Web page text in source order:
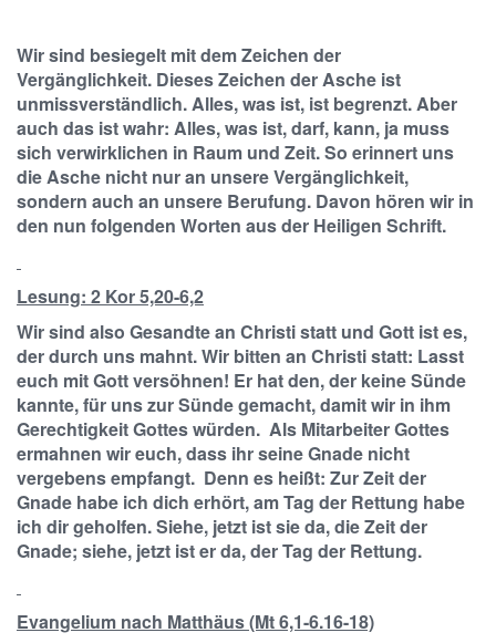
Wir sind besiegelt mit dem Zeichen der
Vergänglichkeit. Dieses Zeichen der Asche ist
unmissverständlich. Alles, was ist, ist begrenzt. Aber
auch das ist wahr: Alles, was ist, darf, kann, ja muss
sich verwirklichen in Raum und Zeit. So erinnert uns
die Asche nicht nur an unsere Vergänglichkeit,
sondern auch an unsere Berufung. Davon hören wir in
den nun folgenden Worten aus der Heiligen Schrift.
Lesung: 2 Kor 5,20-6,2
Wir sind also Gesandte an Christi statt und Gott ist es,
der durch uns mahnt. Wir bitten an Christi statt: Lasst
euch mit Gott versöhnen! Er hat den, der keine Sünde
kannte, für uns zur Sünde gemacht, damit wir in ihm
Gerechtigkeit Gottes würden. Als Mitarbeiter Gottes
ermahnen wir euch, dass ihr seine Gnade nicht
vergebens empfangt. Denn es heißt: Zur Zeit der
Gnade habe ich dich erhört, am Tag der Rettung habe
ich dir geholfen. Siehe, jetzt ist sie da, die Zeit der
Gnade; siehe, jetzt ist er da, der Tag der Rettung.
Evangelium nach Matthäus (Mt 6,1-6.16-18)